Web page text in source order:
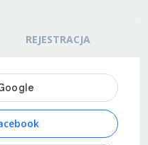
REJESTRACJA